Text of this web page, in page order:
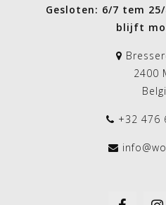
Gesloten: 6/7 tem
blijft
2400
+32 476